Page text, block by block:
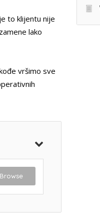
to klijentu nije
lako
vršimo sve
Browse